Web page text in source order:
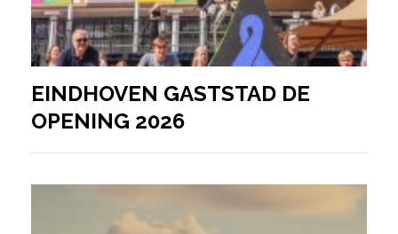
EINDHOVEN GASTSTAD DE
OPENING 2026